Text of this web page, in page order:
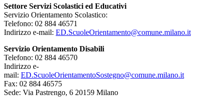
Settore Servizi Scolastici ed Educativi
Servizio Orientamento Scolastico:
Telefono: 02 884 46571
Indirizzo e-mail: ED.ScuoleOrientamento@comune.milano.it
Servizio Orientamento Disabili
Telefono: 02 884 46570
Indirizzo e-
mail: ED.ScuoleOrientamentoSostegno@comune.milano.it
Fax: 02 884 46575
Sede: Via Pastrengo, 6 20159 Milano